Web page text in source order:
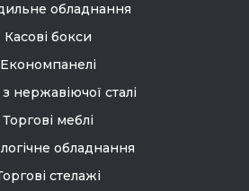
обладнання
Касові бокси
Економпанелі
нержавіючої сталі
Торгові меблі
обладнання
стелажі